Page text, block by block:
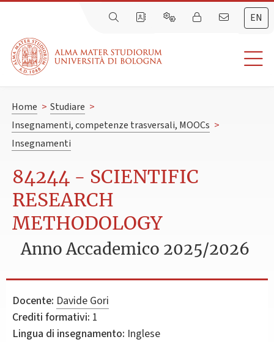
EN
Home > Studiare >
Insegnamenti, competenze trasversali, MOOCs >
Insegnamenti
84244 - SCIENTIFIC
RESEARCH
METHODOLOGY
Anno Accademico 2025/2026
Docente: Davide Gori
Crediti formativi: 1
Lingua di insegnamento: Inglese